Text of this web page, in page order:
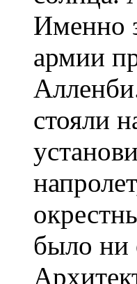
Именно
армии
стояли
было ни